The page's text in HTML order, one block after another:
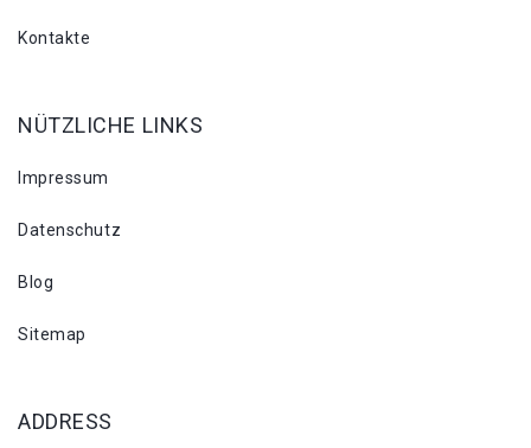
Kontakte
NÜTZLICHE LINKS
Impressum
Datenschutz
Blog
Sitemap
ADDRESS